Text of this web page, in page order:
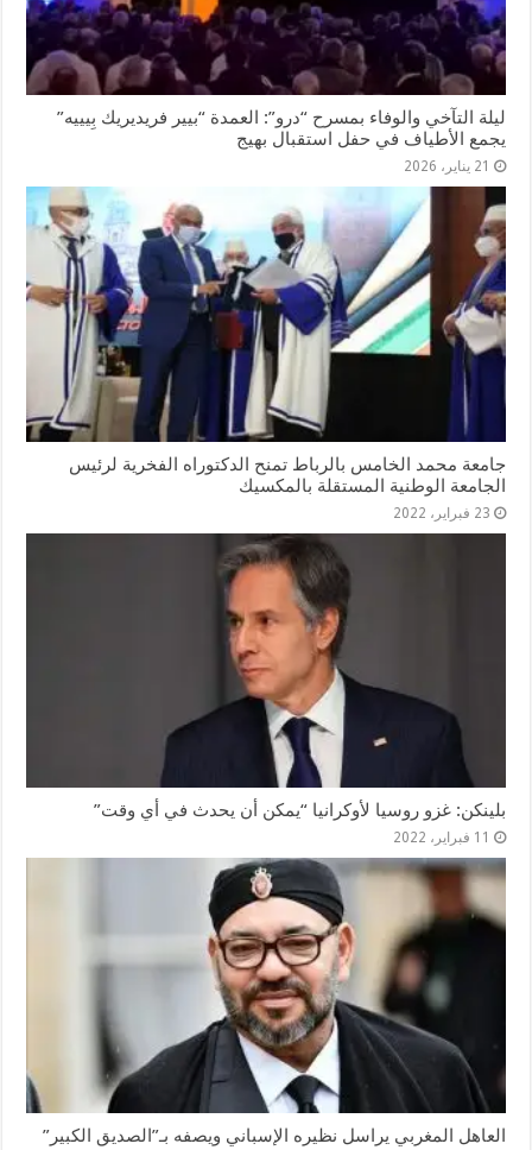
ليلة التآخي والوفاء بمسرح “درو”: العمدة “بيير فريديريك بِيييه”
يجمع الأطياف في حفل استقبال بهيج
21 يناير، 2026
جامعة محمد الخامس بالرباط تمنح الدكتوراه الفخرية لرئيس
الجامعة الوطنية المستقلة بالمكسيك
23 فبراير، 2022
بلينكن: غزو روسيا لأوكرانيا “يمكن أن يحدث في أي وقت”
11 فبراير، 2022
العاهل المغربي يراسل نظيره الإسباني ويصفه بـ”الصديق الكبير”